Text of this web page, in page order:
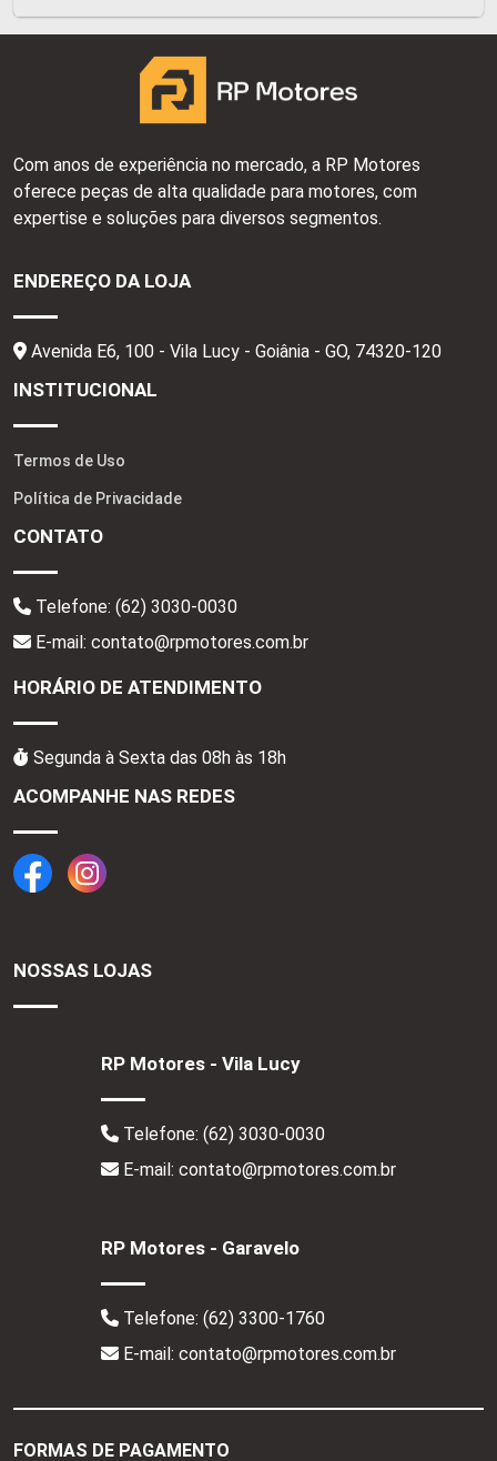
Com anos de experiência no mercado, a RP Motores
oferece peças de alta qualidade para motores, com
expertise e soluções para diversos segmentos.
ENDEREÇO DA LOJA
Avenida E6, 100 - Vila Lucy - Goiânia - GO, 74320-120
INSTITUCIONAL
Termos de Uso
Política de Privacidade
CONTATO
Telefone: (62) 3030-0030
E-mail: contato@rpmotores.com.br
HORÁRIO DE ATENDIMENTO
Segunda à Sexta das 08h às 18h
ACOMPANHE NAS REDES
NOSSAS LOJAS
RP Motores - Vila Lucy
Telefone: (62) 3030-0030
E-mail: contato@rpmotores.com.br
RP Motores - Garavelo
Telefone: (62) 3300-1760
E-mail: contato@rpmotores.com.br
FORMAS DE PAGAMENTO